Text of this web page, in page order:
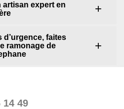
artisan expert en
d’urgence, faites
ramonage de
14 49